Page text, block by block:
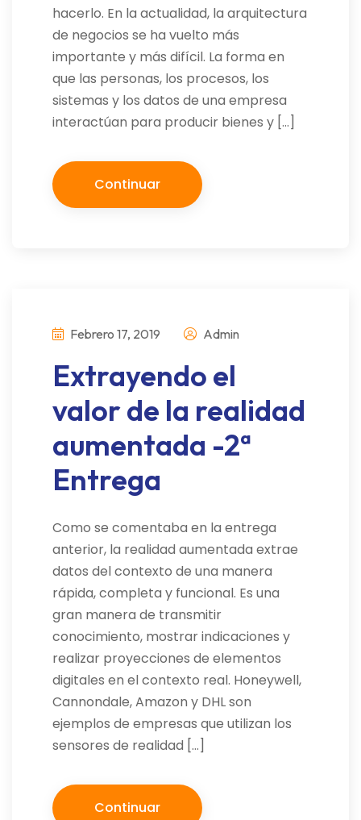
hacerlo. En la actualidad, la arquitectura
de negocios se ha vuelto más
importante y más difícil. La forma en
que las personas, los procesos, los
sistemas y los datos de una empresa
interactúan para producir bienes y […]
Continuar
Febrero 17, 2019 Admin
Extrayendo el
valor de la realidad
aumentada -2ª
Entrega
Como se comentaba en la entrega
anterior, la realidad aumentada extrae
datos del contexto de una manera
rápida, completa y funcional. Es una
gran manera de transmitir
conocimiento, mostrar indicaciones y
realizar proyecciones de elementos
digitales en el contexto real. Honeywell,
Cannondale, Amazon y DHL son
ejemplos de empresas que utilizan los
sensores de realidad […]
Continuar